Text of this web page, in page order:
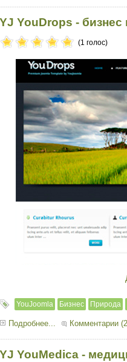
YJ YouDrops -
(1 голос)
YouJoomla Бизнес Природа
Подробнее... Комментарии
YJ YouMedica -